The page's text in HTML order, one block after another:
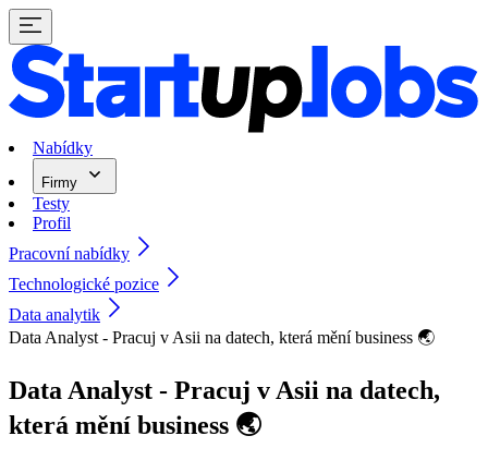
Nabídky
Firmy
Testy
Profil
Pracovní nabídky
Technologické pozice
Data analytik
Data Analyst - Pracuj v Asii na datech, která mění business 🌏
Data Analyst - Pracuj v Asii na datech,
která mění business 🌏